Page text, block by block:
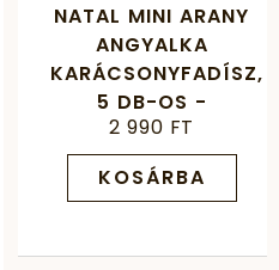
NATAL MINI ARANY
ANGYALKA
KARÁCSONYFADÍSZ,
5 DB-OS -
PIROS/ARANY
2 990 FT
KOSÁRBA